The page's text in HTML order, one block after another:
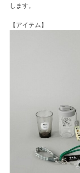
します。
【アイテム】